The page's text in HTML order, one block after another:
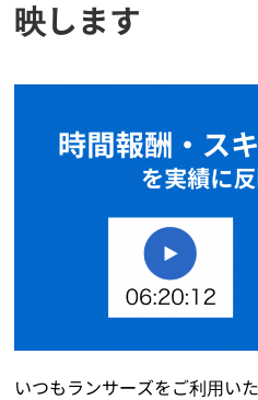
映します
いつもランサーズをご利用い